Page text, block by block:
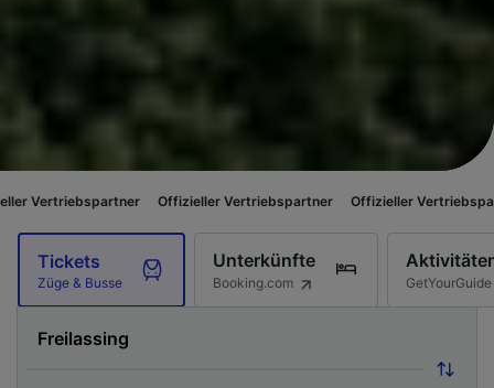
Offizieller Vertriebspartner Offizieller Vertriebspartner
Tickets
Züge & Busse
Unterkünfte
Booking.com GetYourGuide